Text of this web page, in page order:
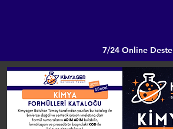
7/24 Online